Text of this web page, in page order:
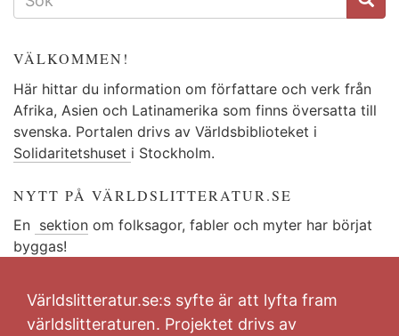
VÄLKOMMEN!
Här hittar du information om författare och verk från
Afrika, Asien och Latinamerika som finns översatta till
svenska. Portalen drivs av Världsbiblioteket i
Solidaritetshuset i Stockholm.
NYTT PÅ VÄRLDSLITTERATUR.SE
En sektion om folksagor, fabler och myter har börjat
byggas!
Världslitteratur.se:s syfte är att lyfta fram
världslitteraturen. Projektet drivs av